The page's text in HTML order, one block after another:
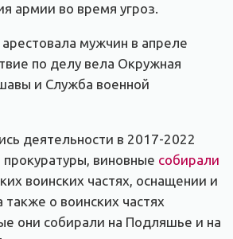
армии во время угроз.
мужчин в апреле
по делу вела Окружная
и Служба военной
деятельности в 2017-2022
виновные собирали
воинских частях, оснащении и
также о воинских частях
они собирали на Подляшье и на